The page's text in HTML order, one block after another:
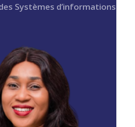
Systèmes d’informations